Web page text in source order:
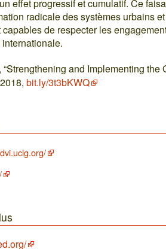
effet progressif et cumulatif. Ce
radicale des systèmes urbains
de respecter les
“Strengthening and Implementing
2018,bit.ly/3t3bKWQ